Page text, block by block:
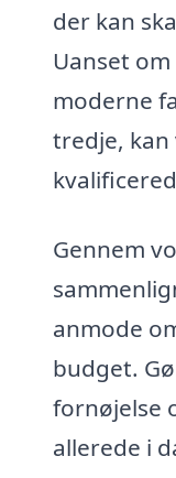
der kan
Uanset
moderne
tredje,
Gennem
anmode
budget.
fornøjelse
allerede i